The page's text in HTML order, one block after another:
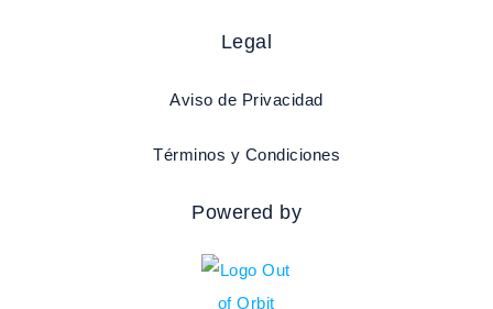
Legal
Aviso de Privacidad
Términos y Condiciones
Powered by